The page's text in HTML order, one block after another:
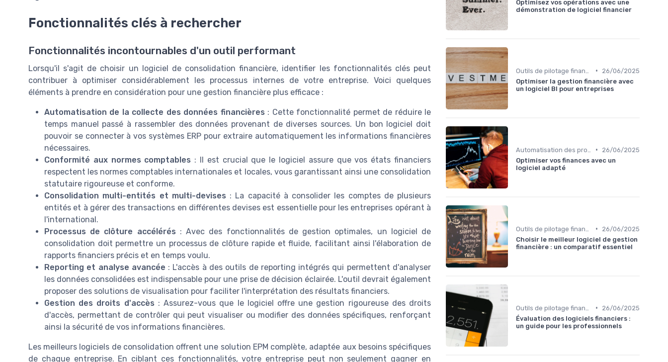
Fonctionnalités clés à rechercher
Fonctionnalités incontournables d'un outil performant
Lorsqu'il s'agit de choisir un logiciel de consolidation financière, identifier les fonctionnalités clés peut
contribuer à optimiser considérablement les processus internes de votre entreprise. Voici quelques
éléments à prendre en considération pour une gestion financière plus efficace :
Automatisation de la collecte des données financières : Cette fonctionnalité permet de réduire le
temps manuel passé à rassembler des données provenant de diverses sources. Un bon logiciel doit
pouvoir se connecter à vos systèmes ERP pour extraire automatiquement les informations financières
nécessaires.
Conformité aux normes comptables : Il est crucial que le logiciel assure que vos états financiers
respectent les normes comptables internationales et locales, vous garantissant ainsi une consolidation
statutaire rigoureuse et conforme.
Consolidation multi-entités et multi-devises : La capacité à consolider les comptes de plusieurs
entités et à gérer des transactions en différentes devises est essentielle pour les entreprises opérant à
l'international.
Processus de clôture accélérés : Avec des fonctionnalités de gestion optimales, un logiciel de
consolidation doit permettre un processus de clôture rapide et fluide, facilitant ainsi l'élaboration de
rapports financiers précis et en temps voulu.
Reporting et analyse avancée : L'accès à des outils de reporting intégrés qui permettent d'analyser
les données consolidées est indispensable pour une prise de décision éclairée. L'outil devrait également
proposer des solutions de visualisation pour faciliter l'interprétation des résultats financiers.
Gestion des droits d'accès : Assurez-vous que le logiciel offre une gestion rigoureuse des droits
d'accès, permettant de contrôler qui peut visualiser ou modifier des données spécifiques, renforçant
ainsi la sécurité de vos informations financières.
Les meilleurs logiciels de consolidation offrent une solution EPM complète, adaptée aux besoins spécifiques
de chaque entreprise. En ciblant ces fonctionnalités, votre entreprise peut non seulement gagner en
Optimisez vos opérations avec une
démonstration de logiciel financier
•
26/06/2025
Optimiser la gestion financière avec
un logiciel BI pour entreprises
•
26/06/2025
Optimiser vos finances avec un
logiciel adapté
•
26/06/2025
Choisir le meilleur logiciel de gestion
financière : un comparatif essentiel
•
26/06/2025
Évaluation des logiciels financiers :
un guide pour les professionnels